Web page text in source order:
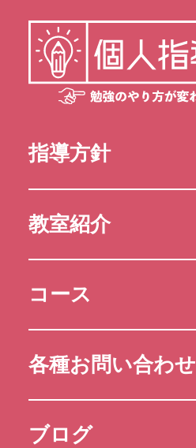
指導方針
教室紹介
コース
各種お問い合わせ
ブログ